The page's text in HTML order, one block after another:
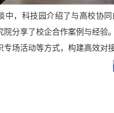
中，科技园介绍了与高校协
院分享了校企合作案例与经验
专场活动等方式，构建高效对